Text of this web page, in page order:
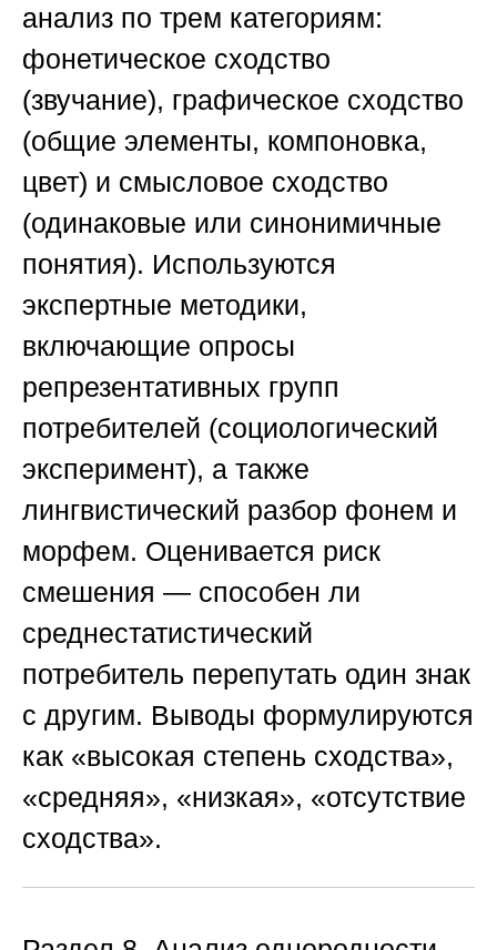
анализ по трем категориям:
фонетическое сходство
(звучание), графическое сходство
(общие элементы, компоновка,
цвет) и смысловое сходство
(одинаковые или синонимичные
понятия). Используются
экспертные методики,
включающие опросы
репрезентативных групп
потребителей (социологический
эксперимент), а также
лингвистический разбор фонем и
морфем. Оценивается риск
смешения — способен ли
среднестатистический
потребитель перепутать один знак
с другим. Выводы формулируются
как «высокая степень сходства»,
«средняя», «низкая», «отсутствие
сходства».